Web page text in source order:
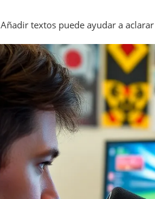
Añadir textos puede ayudar a